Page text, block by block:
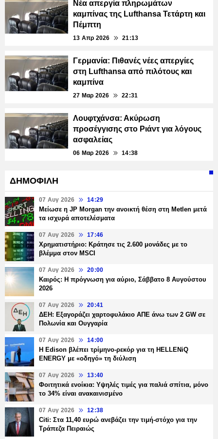
Νέα απεργία πληρωμάτων
καμπίνας της Lufthansa Τετάρτη και
Πέμπτη
13 Απρ 2026 21:13
Γερμανία: Πιθανές νέες απεργίες
στη Lufthansa από πιλότους και
καμπίνα
27 Μαρ 2026 22:31
Λουφτχάνσα: Ακύρωση
προσέγγισης στο Ριάντ για λόγους
ασφαλείας
06 Μαρ 2026 14:38
ΔΗΜΟΦΙΛΗ
07 Αυγ 2026 14:29
Μείωσε η JP Morgan την ανοικτή θέση στη Metlen μετά
τα ισχυρά αποτελέσματα
07 Αυγ 2026 17:46
Χρηματιστήριο: Κράτησε τις 2.600 μονάδες με το
βλέμμα στον MSCI
07 Αυγ 2026 20:00
Καιρός: Η πρόγνωση για αύριο, Σάββατο 8 Αυγούστου
2026
07 Αυγ 2026 20:41
ΔΕΗ: Εξαγοράζει χαρτοφυλάκιο ΑΠΕ άνω των 2 GW σε
Πολωνία και Ουγγαρία
07 Αυγ 2026 14:00
Η Edison βλέπει τρίμηνο-ρεκόρ για τη HELLENiQ
ENERGY με «οδηγό» τη διύλιση
07 Αυγ 2026 13:40
Φοιτητικά ενοίκια: Υψηλές τιμές για παλιά σπίτια, μόνο
το 34% είναι ανακαινισμένο
07 Αυγ 2026 12:38
Citi: Στα 11,40 ευρώ ανεβάζει την τιμή-στόχο για την
Τράπεζα Πειραιώς